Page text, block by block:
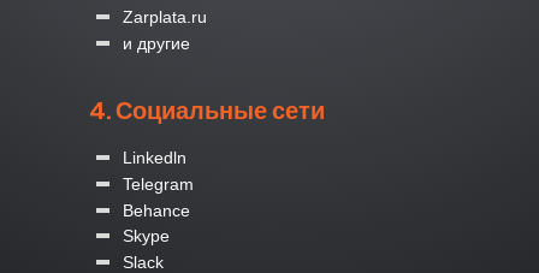
Zarplata.ru
и другие
4. Социальные сети
Linkedln
Telegram
Behance
Skype
Slack